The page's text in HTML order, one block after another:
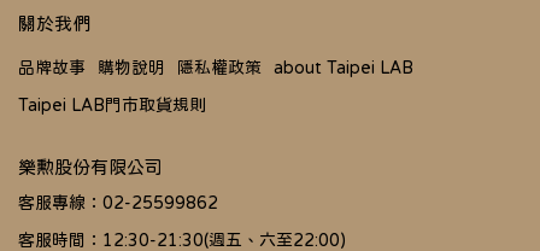
關於我們
品牌故事 購物說明 隱私權政策
about Taipei LAB
Taipei LAB門市取貨規則
樂勲股份有限公司
客服專線：02-25599862
客服時間：12:30-21:30(週五、六至22:00)